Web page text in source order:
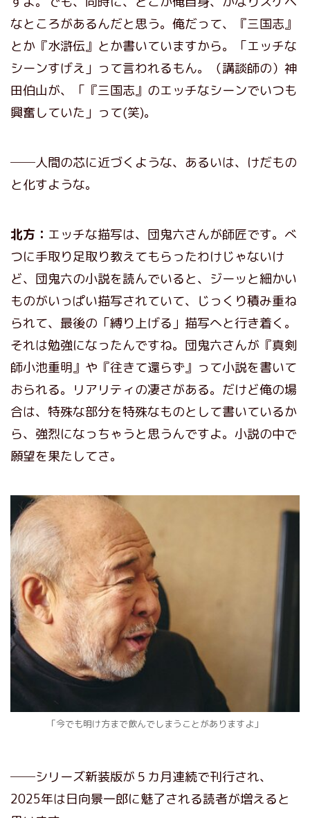
なところがあるんだと思う。俺だって、『三国志』
とか『水滸伝』とか書いていますから。「エッチな
シーンすげえ」って言われるもん。（講談師の）神
田伯山が、「『三国志』のエッチなシーンでいつも
興奮していた」って(笑)。
──人間の芯に近づくような、あるいは、けだもの
と化すような。
北方： エッチな描写は、団鬼六さんが師匠です。べ
つに手取り足取り教えてもらったわけじゃないけ
ど、団鬼六の小説を読んでいると、ジーッと細かい
ものがいっぱい描写されていて、じっくり積み重ね
られて、最後の「縛り上げる」描写へと行き着く。
それは勉強になったんですね。団鬼六さんが『真剣
師小池重明』や『往きて還らず』って小説を書いて
おられる。リアリティの凄さがある。だけど俺の場
合は、特殊な部分を特殊なものとして書いているか
ら、強烈になっちゃうと思うんですよ。小説の中で
願望を果たしてさ。
「今でも明け方まで飲んでしまうことがありますよ」
──シリーズ新装版が５カ月連続で刊行され、
2025年は日向景一郎に魅了される読者が増えると